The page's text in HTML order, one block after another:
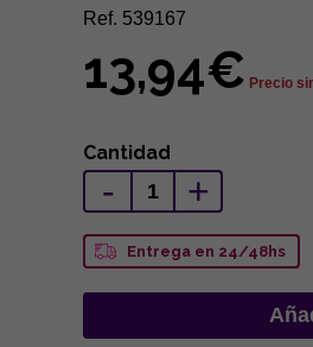
Ref. 539167
13,94€ Precio
Cantidad
- +
Entrega en 24/48hs